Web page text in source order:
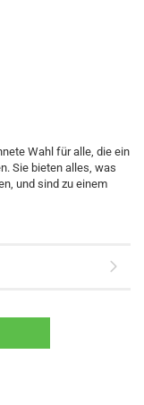
Wahl für alle, die ein
Sie bieten alles, was
und sind zu einem